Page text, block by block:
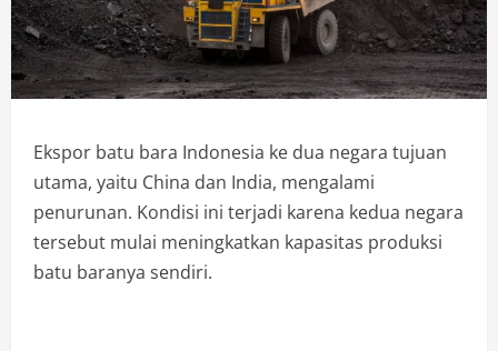
Ekspor batu bara Indonesia ke dua negara tujuan
utama, yaitu China dan India, mengalami
penurunan. Kondisi ini terjadi karena kedua negara
tersebut mulai meningkatkan kapasitas produksi
batu baranya sendiri.